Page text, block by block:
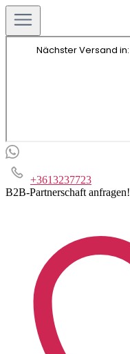
+3613237723
B2B-Partnerschaft anfragen!